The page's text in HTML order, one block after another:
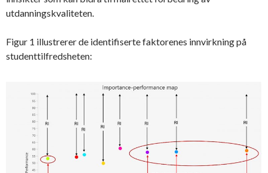
utdanningskvaliteten.
Figur 1 illustrerer de identifiserte faktorenes innvirkning på
studenttilfredsheten: